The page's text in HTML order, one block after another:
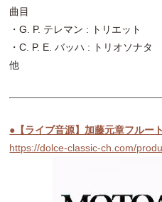
曲目
・G. P. テレマン : トリエット
・C. P. E. バッハ : トリオソナタ
他
●【ライブ音源】加藤元章フルー
https://dolce-classic-ch.com/